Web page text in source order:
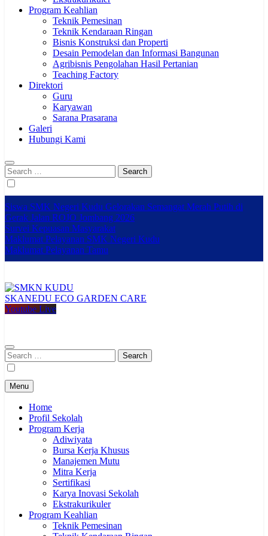
Program Keahlian
Teknik Pemesinan
Teknik Kendaraan Ringan
Bisnis Konstruksi dan Properti
Desain Pemodelan dan Informasi Bangunan
Agribisnis Pengolahan Hasil Pertanian
Teaching Factory
Direktori
Guru
Karyawan
Sarana Prasarana
Galeri
Hubungi Kami
Search
for:
Siswa SMK Negeri Kudu Gelorakan Semangat Merah Putih di
Gerak Jalan ROJO Jombang 2026
Survei Kepuasan Masyarakat
Maklumat Pelayanan SMK Negeri Kudu
Maklumat Pelayanan Tamu
SMKN KUDU
Mencetak Generasi Unggul Berkarakter RAPI BERWIBAWA
SKANEDU ECO GARDEN CARE
Youtube Live
Search
for:
Menu
Home
Profil Sekolah
Program Kerja
Adiwiyata
Bursa Kerja Khusus
Manajemen Mutu
Mitra Kerja
Sertifikasi
Karya Inovasi Sekolah
Ekstrakurikuler
Program Keahlian
Teknik Pemesinan